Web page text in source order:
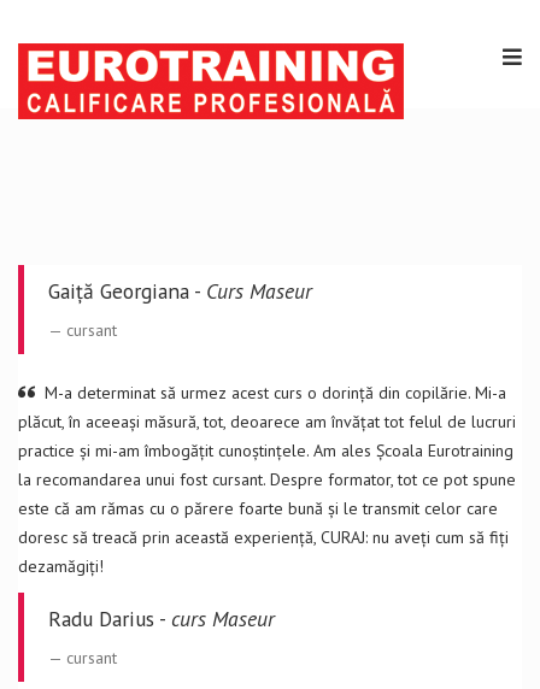
Gaiță Georgiana - Curs Maseur
cursant
M-a determinat să urmez acest curs o dorință din copilărie. Mi-a
plăcut, în aceeași măsură, tot, deoarece am învățat tot felul de lucruri
practice și mi-am îmbogățit cunoștințele. Am ales Școala Eurotraining
la recomandarea unui fost cursant. Despre formator, tot ce pot spune
este că am rămas cu o părere foarte bună și le transmit celor care
doresc să treacă prin această experiență, CURAJ: nu aveți cum să fiți
dezamăgiți!
Radu Darius - curs Maseur
cursant